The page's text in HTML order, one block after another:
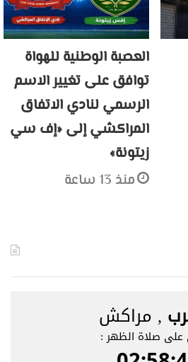
العصبة الوطنية للهواة
توافق على تغيير الاسم
الرسمي لنادي الاتفاق
المراكشي إلى «إف سي
زيتونة»
منذ 13 ساعة